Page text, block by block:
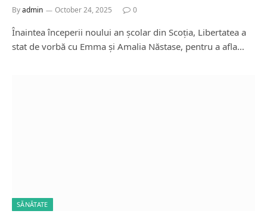
Byadmin October 24, 2025 0
Înaintea începerii noului an școlar din Scoția, Libertatea a
stat de vorbă cu Emma și Amalia Năstase, pentru a afla…
SĂNĂTATE